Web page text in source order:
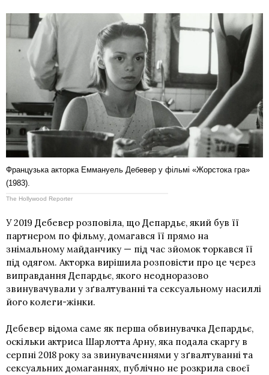
Французька акторка Еммануель Дебевер у фільмі «Жорстока гра»
(1983).
The Hollywood Reporter
У 2019 Дебевер розповіла, що Депардьє, який був її
партнером по фільму, домагався її прямо на
знімальному майданчику — під час зйомок торкався її
під одягом. Акторка вирішила розповісти про це через
виправдання Депардьє, якого неодноразово
звинувачували у зґвалтуванні та сексуальному насиллі
його колеги-жінки.
Дебевер відома саме як перша обвинувачка Депардьє,
оскільки актриса Шарлотта Арну, яка подала скаргу в
серпні 2018 року за звинуваченнями у зґвалтуванні та
сексуальних домаганнях, публічно не розкрила своєї